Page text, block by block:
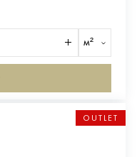
м²
OUTLET